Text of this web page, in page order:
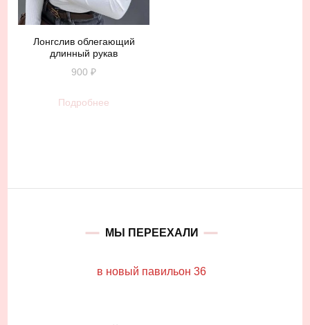
Лонгслив облегающий
длинный рукав
900₽
Подробнее
МЫ ПЕРЕЕХАЛИ
в новый павильон 36